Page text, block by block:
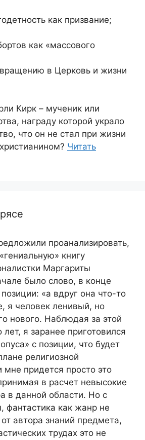
как призвание;
как «массового
в Церковь и жизни
Кирк – мученик или
награду которой украло
что он не стал при жизни
Читать
проанализировать,
книгу
Маргариты
было слово, в конце
«а вдруг она что-то
я человек ленивый, но
нового. Наблюдая за этой
я заранее приготовился
с позиции, что будет
религиозной
мне придется просто это
в расчет невысокие
в данной области. Но с
фантастика как жанр не
автора знаний предмета,
трудах это не